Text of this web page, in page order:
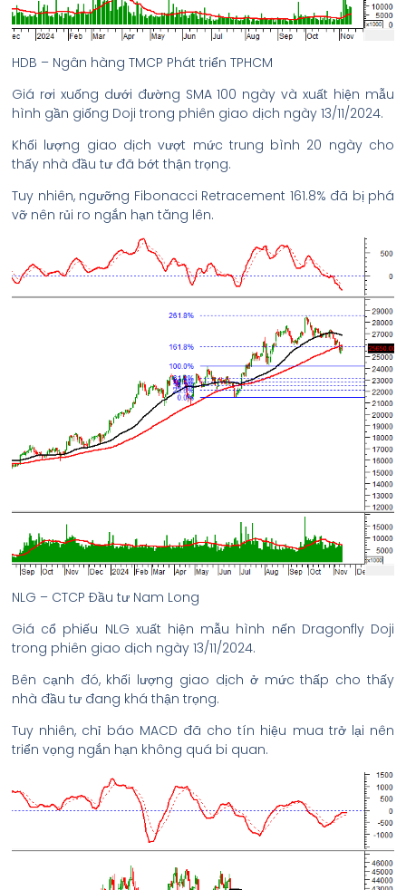
HDB – Ngân hàng TMCP Phát triển TPHCM
Giá rơi xuống dưới đường SMA 100 ngày và xuất hiện mẫu
hình gần giống Doji trong phiên giao dịch ngày 13/11/2024.
Khối lượng giao dịch vượt mức trung bình 20 ngày cho
thấy nhà đầu tư đã bớt thận trọng.
Tuy nhiên, ngưỡng Fibonacci Retracement 161.8% đã bị phá
vỡ nên rủi ro ngắn hạn tăng lên.
NLG – CTCP Đầu tư Nam Long
Giá cổ phiếu NLG xuất hiện mẫu hình nến Dragonfly Doji
trong phiên giao dịch ngày 13/11/2024.
Bên cạnh đó, khối lượng giao dịch ở mức thấp cho thấy
nhà đầu tư đang khá thận trọng.
Tuy nhiên, chỉ báo MACD đã cho tín hiệu mua trở lại nên
triển vọng ngắn hạn không quá bi quan.